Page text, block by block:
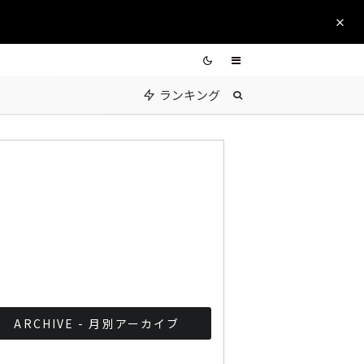
ランキング
ARCHIVE - 月別アーカイブ